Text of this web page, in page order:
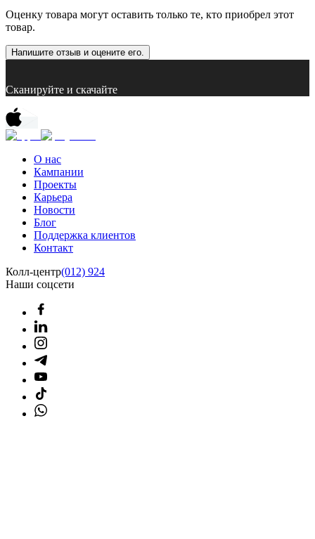
Оценку товара могут оставить только те, кто приобрел этот
товар.
Напишите отзыв и оцените его.
Сканируйте и скачайте
О нас
Кампании
Проекты
Карьера
Новости
Блог
Поддержка клиентов
Контакт
Колл-центр(012) 924
Наши соцсети